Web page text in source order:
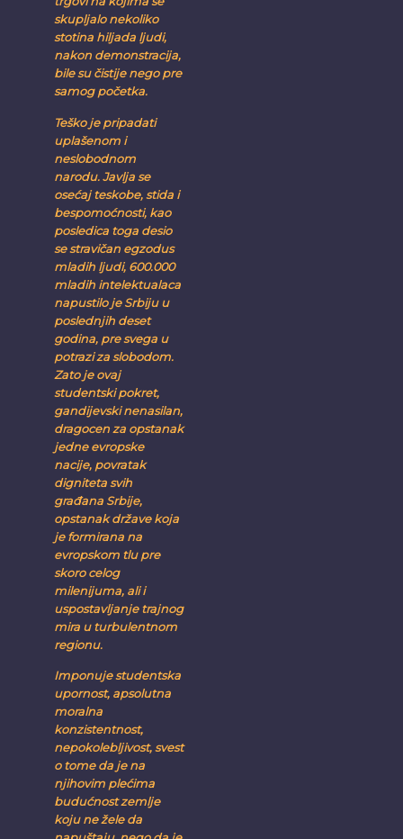
skupljalo nekoliko
stotina hiljada ljudi,
nakon demonstracija,
bile su čistije nego pre
samog početka.
Teško je pripadati
uplašenom i
neslobodnom
narodu. Javlja se
osećaj teskobe, stida i
bespomoćnosti, kao
posledica toga desio
se stravičan egzodus
mladih ljudi, 600.000
mladih intelektualaca
napustilo je Srbiju u
poslednjih deset
godina, pre svega u
potrazi za slobodom.
Zato je ovaj
studentski pokret,
gandijevski nenasilan,
dragocen za opstanak
jedne evropske
nacije, povratak
digniteta svih
građana Srbije,
opstanak države koja
je formirana na
evropskom tlu pre
skoro celog
milenijuma, ali i
uspostavljanje trajnog
mira u turbulentnom
regionu.
Imponuje studentska
upornost, apsolutna
moralna
konzistentnost,
nepokolebljivost, svest
o tome da je na
njihovim plećima
budućnost zemlje
koju ne žele da